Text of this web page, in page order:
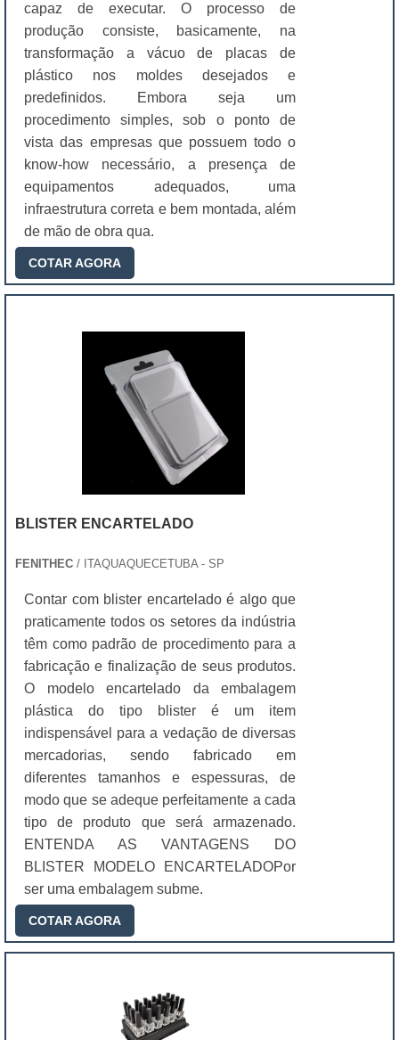
capaz de executar. O processo de
produção consiste, basicamente, na
transformação a vácuo de placas de
plástico nos moldes desejados e
predefinidos. Embora seja um
procedimento simples, sob o ponto de
vista das empresas que possuem todo o
know-how necessário, a presença de
equipamentos adequados, uma
infraestrutura correta e bem montada, além
de mão de obra qua.
COTAR AGORA
BLISTER ENCARTELADO
FENITHEC / ITAQUAQUECETUBA - SP
Contar com blister encartelado é algo que
praticamente todos os setores da indústria
têm como padrão de procedimento para a
fabricação e finalização de seus produtos.
O modelo encartelado da embalagem
plástica do tipo blister é um item
indispensável para a vedação de diversas
mercadorias, sendo fabricado em
diferentes tamanhos e espessuras, de
modo que se adeque perfeitamente a cada
tipo de produto que será armazenado.
ENTENDA AS VANTAGENS DO
BLISTER MODELO ENCARTELADOPor
ser uma embalagem subme.
COTAR AGORA